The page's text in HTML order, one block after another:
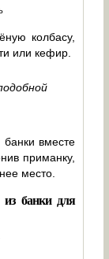
колбасу,
или кефир.
вместе
приманку,
место.
из банки для